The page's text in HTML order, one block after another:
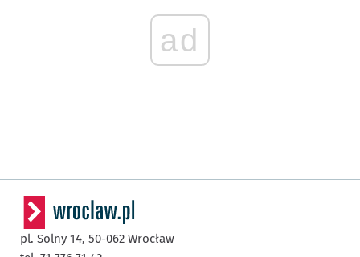
ad
pl. Solny 14, 50-062 Wrocław